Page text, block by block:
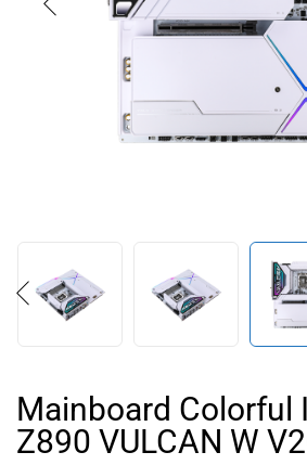
Mainboard Colorful
Z890 VULCAN W